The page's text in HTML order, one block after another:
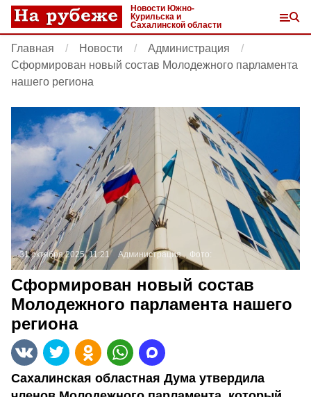
Новости Южно-
Курильска и
Сахалинской области
Главная Новости
Администрация
Сформирован новый состав Молодежного парламента
нашего региона
31 октября 2025, 11:21 Администрация Фото:
Сформирован новый состав
Молодежного парламента нашего
региона
Сахалинская областная Дума утвердила